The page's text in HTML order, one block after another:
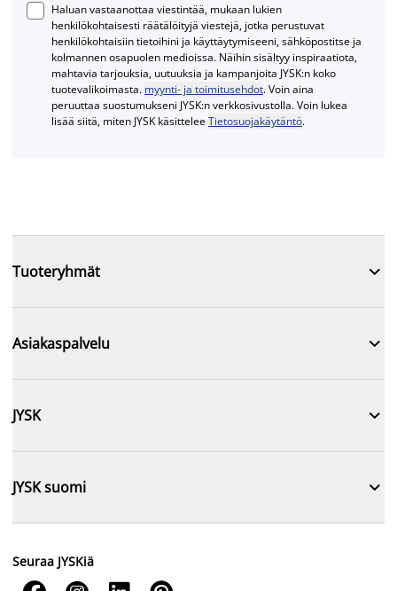
Haluan vastaanottaa viestintää, mukaan lukien
henkilökohtaisesti räätälöityjä viestejä, jotka perustuvat
henkilökohtaisiin tietoihini ja käyttäytymiseeni, sähköpostitse ja
kolmannen osapuolen medioissa. Näihin sisältyy inspiraatiota,
mahtavia tarjouksia, uutuuksia ja kampanjoita JYSK:n koko
tuotevalikoimasta. myynti- ja toimitusehdot. Voin aina
peruuttaa suostumukseni JYSK:n verkkosivustolla. Voin lukea
lisää siitä, miten JYSK käsitteleeTietosuojakäytäntö.
Tuoteryhmät 
Asiakaspalvelu 
JYSK 
JYSK suomi 
Seuraa JYSKiä